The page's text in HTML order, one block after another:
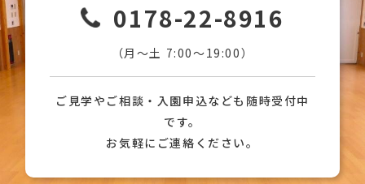
0178-22-8916
（月〜土 7:00〜19:00）
ご見学やご相談・入園申込なども随時受付中
です。
お気軽にご連絡ください。